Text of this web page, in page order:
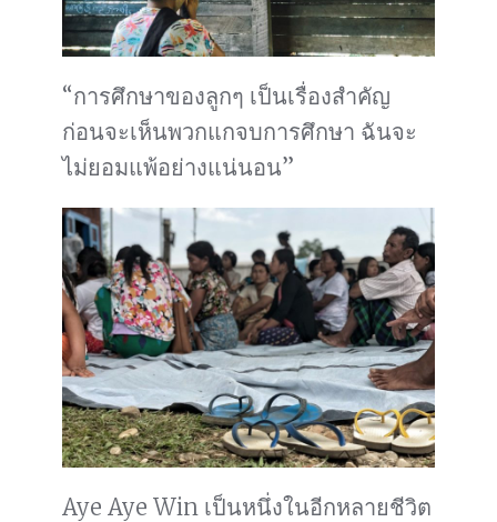
“การศึกษาของลูกๆ เป็นเรื่องสำคัญ
ก่อนจะเห็นพวกแกจบการศึกษา ฉันจะ
ไม่ยอมแพ้อย่างแน่นอน”
Aye Aye Win เป็นหนึ่งในอีกหลายชีวิต